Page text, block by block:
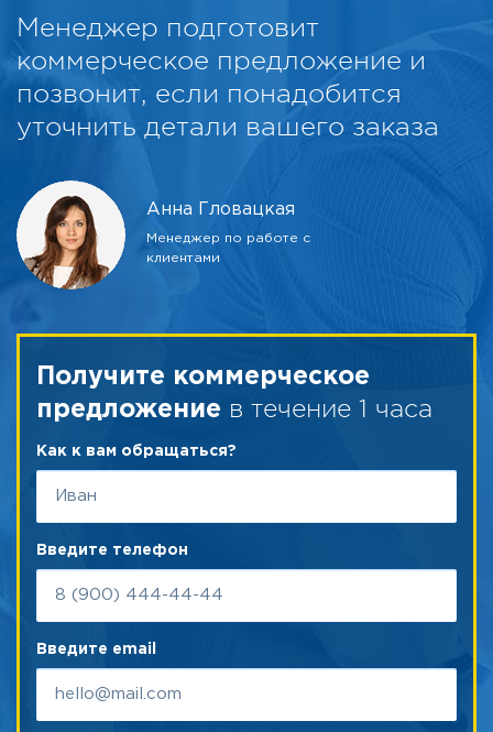
Менеджер подготовит
коммерческое предложение и
позвонит, если понадобится
уточнить детали вашего заказа
Анна Гловацкая
Менеджер по работе с
клиентами
Получите коммерческое
предложение в течение 1 часа
Как к вам обращаться?
Введите телефон
Введите email